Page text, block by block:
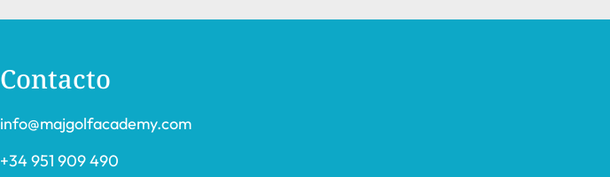
Contacto
info@majgolfacademy.com
+34 951 909 490